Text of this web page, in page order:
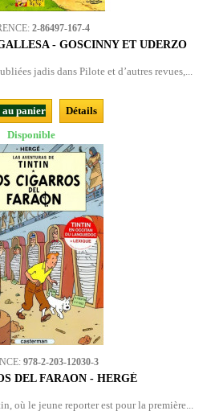
2-86497-167-4
- GOSCINNY ET UDERZO
jadis dans Pilote et d’autres revues,...
panier
Détails
Disponible
978-2-203-12030-3
DEL FARAON - HERGÉ
où le jeune reporter est pour la première...